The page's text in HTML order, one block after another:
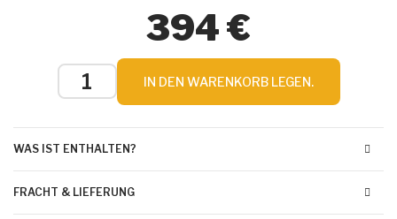
394 €
IN DEN WARENKORB LEGEN.
WAS IST ENTHALTEN?
FRACHT & LIEFERUNG